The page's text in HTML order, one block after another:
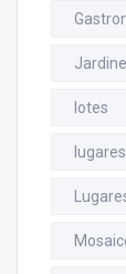
lotes